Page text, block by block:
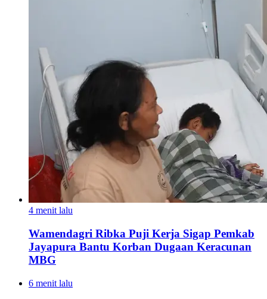
4 menit lalu
Wamendagri Ribka Puji Kerja Sigap Pemkab
Jayapura Bantu Korban Dugaan Keracunan
MBG
6 menit lalu